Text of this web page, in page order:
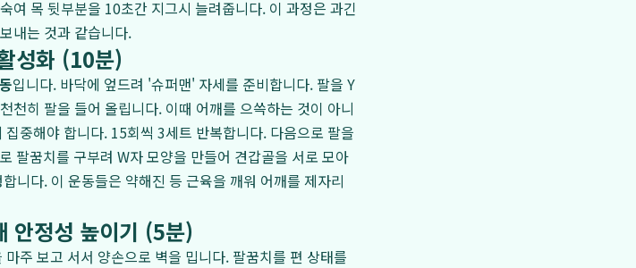
여 목 뒷부분을 10초간 지그시 늘려줍니다. 이 과정은 과긴
내는 것과 같습니다.
성화 (10분)
입니다. 바닥에 엎드려 '슈퍼맨' 자세를 준비합니다. 팔을 Y
천히 팔을 들어 올립니다. 이때 어깨를 으쓱하는 것이 아니
중해야 합니다. 15회씩 3세트 반복합니다. 다음으로 팔을
팔꿈치를 구부려 W자 모양을 만들어 견갑골을 서로 모아
니다. 이 운동들은 약해진 등 근육을 깨워 어깨를 제자리
안정성 높이기 (5분)
주 보고 서서 양손으로 벽을 밉니다. 팔꿈치를 편 상태를